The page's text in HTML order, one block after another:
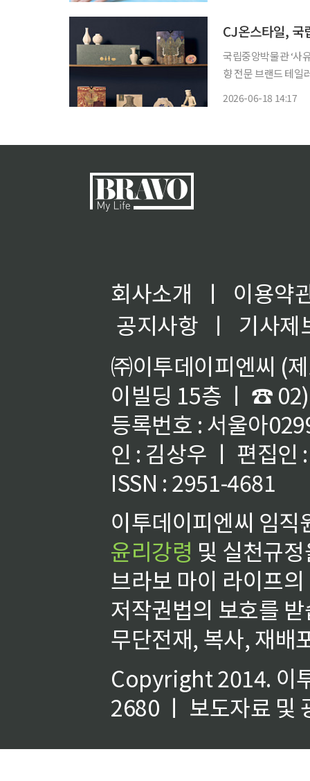
CJ온스타일, 국
국립중앙박물관 ‘사유의
향 전문 브랜드 테일
2026-06-18 14:17
회사소개 ㅣ
이용약
공지사항
ㅣ
기사제
㈜이투데이피엔씨 (
이빌딩 15층 ㅣ ☎
등록번호 : 서울아
인 : 김상우 ㅣ 편집인
ISSN : 2951-4681
이투데이피엔씨 임
윤리강령 및 실천규
브라보 마이 라이프
저작권법의 보호를
무단전재, 복사, 재배
Copyright 2014. 이
2680 ㅣ 보도자료